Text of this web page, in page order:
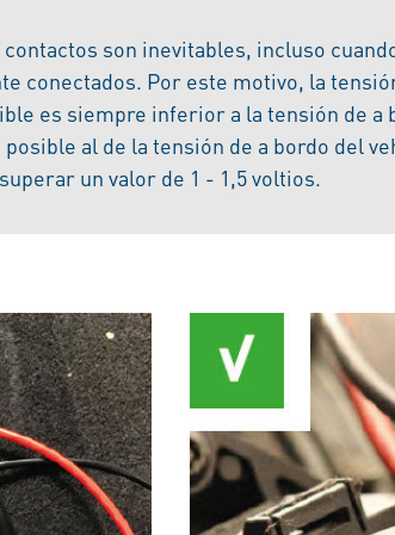
son inevitables, incluso
conectados. Por este motivo, la
es siempre inferior a la tensión de a
al de la tensión de a bordo del
un valor de 1 - 1,5 voltios.